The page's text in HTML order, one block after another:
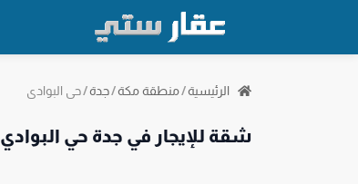
الرئيسية/منطقة مكة/جدة/حي البوادي
شقة للإيجار في جدة حي البوادي